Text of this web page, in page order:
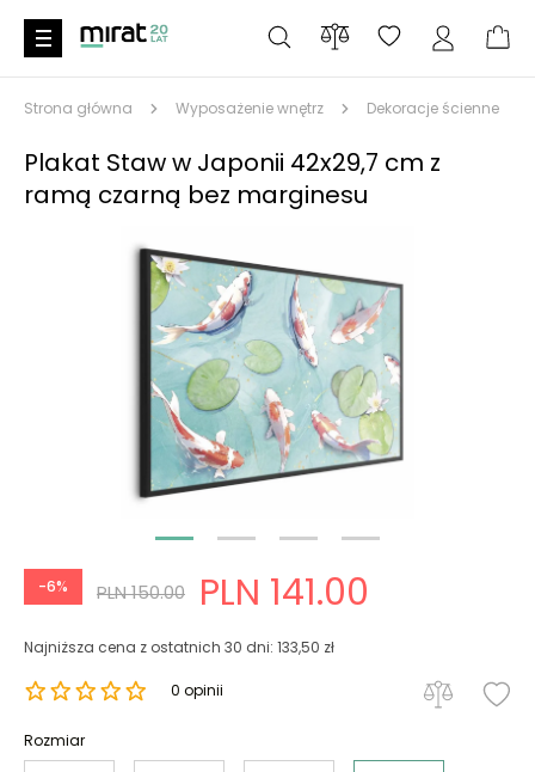
Strona główna Wyposażenie wnętrz Dekoracje ścienne
Plakat Staw w Japonii 42x29,7 cm z
ramą czarną bez marginesu
-6% PLN 150.00 PLN 141.00
Najniższa cena z ostatnich 30 dni: 133,50 zł
0 opinii
Rozmiar